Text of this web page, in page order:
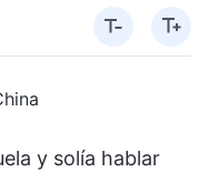
y solía hablar